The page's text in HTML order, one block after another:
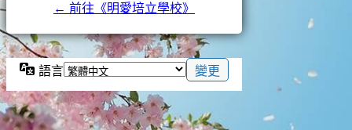
← 前往《明愛培立學校》
語言